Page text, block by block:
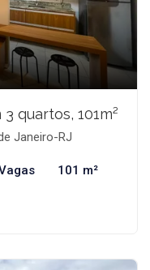
quartos, 101m²
Janeiro-RJ
101 m²